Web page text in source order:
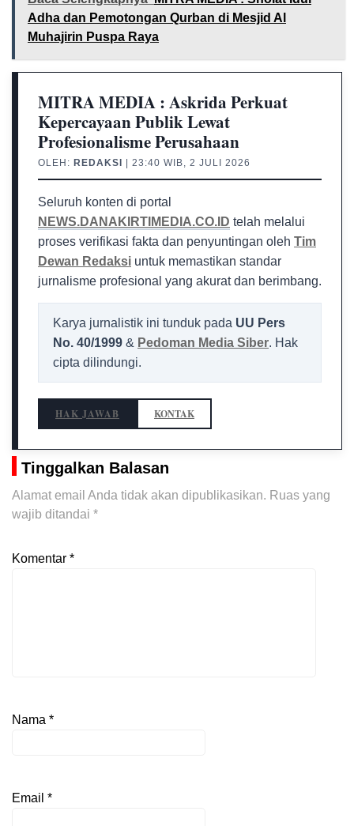
Adha dan Pemotongan Qurban di Mesjid Al
Muhajirin Puspa Raya
MITRA MEDIA : Askrida Perkuat
Kepercayaan Publik Lewat
Profesionalisme Perusahaan
OLEH: REDAKSI | 23:40 WIB, 2 JULI 2026
Seluruh konten di portal
NEWS.DANAKIRTIMEDIA.CO.ID telah melalui
proses verifikasi fakta dan penyuntingan oleh Tim
Dewan Redaksi untuk memastikan standar
jurnalisme profesional yang akurat dan berimbang.
Karya jurnalistik ini tunduk pada UU Pers
No. 40/1999 & Pedoman Media Siber. Hak
cipta dilindungi.
HAK JAWAB KONTAK
Tinggalkan Balasan
Alamat email Anda tidak akan dipublikasikan. Ruas yang
wajib ditandai *
Komentar *
Nama *
Email *